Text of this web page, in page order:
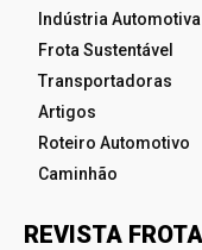
Indústria Automotiva
Frota Sustentável
Transportadoras
Artigos
Roteiro Automotivo
Caminhão
REVISTA